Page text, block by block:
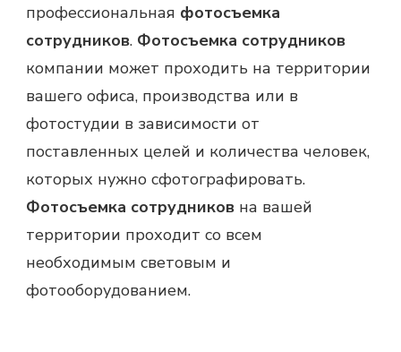
профессиональная фотосъемка
сотрудников. Фотосъемка сотрудников
компании может проходить на территории
вашего офиса, производства или в
фотостудии в зависимости от
поставленных целей и количества человек,
которых нужно сфотографировать.
Фотосъемка сотрудников на вашей
территории проходит со всем
необходимым световым и
фотооборудованием.